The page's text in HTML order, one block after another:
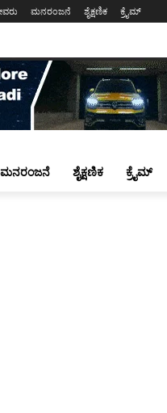
ಮನರಂಜನೆ ಶೈಕ್ಷಣಿಕ ಕ್ರೈಮ್
ಮನರಂಜನೆ ಶೈಕ್ಷಣಿಕ ಕ್ರೈಮ್